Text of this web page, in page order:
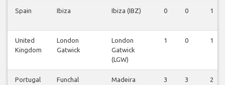
Spain Ibiza Ibiza (IBZ) 0 0 1
United
Kingdom
London
Gatwick
London
Gatwick
(LGW)
1 0 1
Portugal Funchal
Madeira
3 3 2